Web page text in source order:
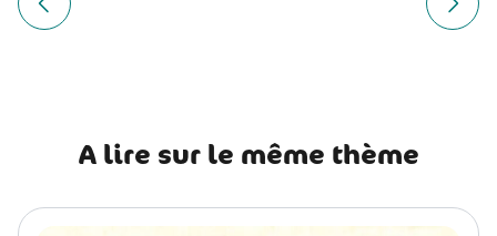
de
Article précédent Sortir son chien : quels risques quand
Article
A lire sur le même thème